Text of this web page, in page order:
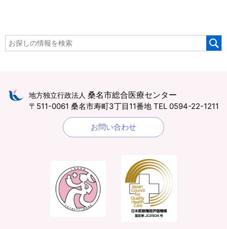
地方独立行政法人 桑名市総合医療センター
〒511-0061 桑名市寿町3丁目11番地 TEL 0594-22-1211
お問い合わせ